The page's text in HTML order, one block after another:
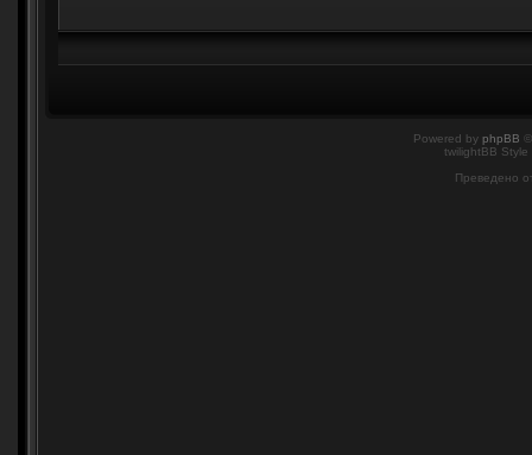
Powered by phpBB
twilightBB
Преведено